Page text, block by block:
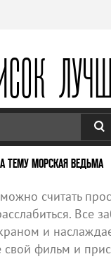
ТЕМУ МОРСКАЯ ВЕДЬМА
считать
Все
и
фильм и